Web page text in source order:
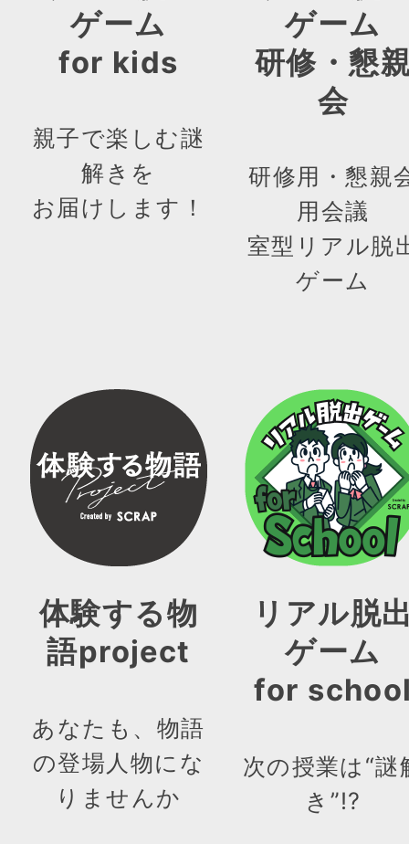
ゲーム
for kids
親子で楽しむ謎
解きを
お届けします！
ゲーム
研修・懇
会
研修用・懇親
用会議
室型リアル脱
ゲーム
体験する物
語project
あなたも、物語
の登場人物にな
りませんか
リアル脱
ゲーム
for
次の授業は“謎
き”!?